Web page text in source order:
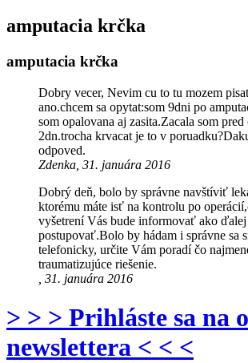
amputacia krčka
amputacia krčka
Dobry vecer, Nevim cu to tu mozem
ano.chcem sa opytat:som 9dni po
som opalovana aj zasita.Zacala som pred
2dn.trocha krvacat je to v
odpoved.
Zdenka, 31. januára 2016
Dobrý deň, bolo by správne navštíviť
ktorému máte isť na kontrolu po
vyšetrení Vás bude informovať ako ďalej
postupovať.Bolo by hádam i správne sa
telefonicky, určite Vám poradí čo
traumatizujúce riešenie.
, 31. januára 2016
> > > Prihláste sa na
newslettera < < <